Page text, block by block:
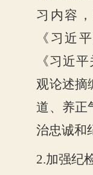
习内容
《习近
《习近
观论述摘
道、养正
治忠诚和
2.加强纪